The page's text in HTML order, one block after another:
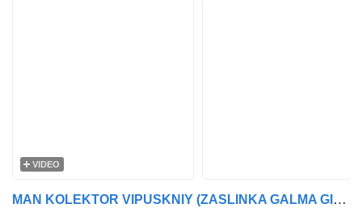
VIDEO
MAN KOLEKTOR VIPUSKNIY (ZASLINKA GALMA GIRSKOGO) MAN F90/HOCL/LION 51.15201-6295 gasspjeld for MAN LION´S CITY, TGA, HOCL, TGS, TGX, F90 buss